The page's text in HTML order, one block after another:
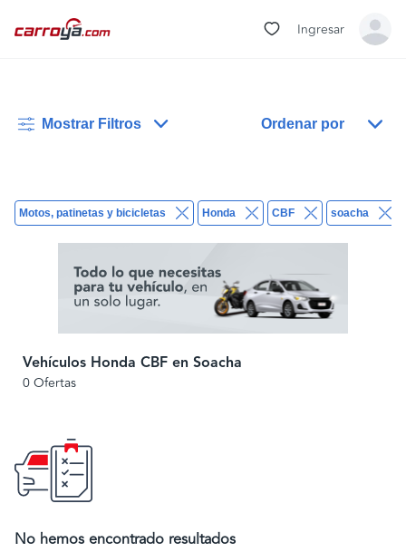
Ingresar
Mostrar Filtros Ordenar por
Motos, patinetas y bicicletas Honda CBF soacha
Vehículos Honda CBF en Soacha
0 Ofertas
No hemos encontrado resultados